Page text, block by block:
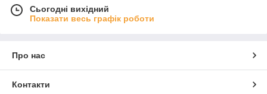
Сьогодні вихідний
Показати весь графік роботи
Про нас
Контакти